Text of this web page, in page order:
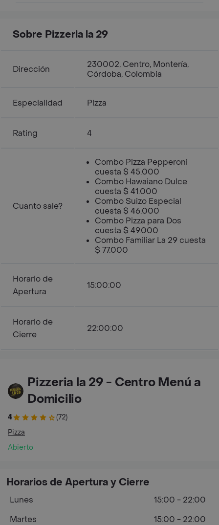
Sobre Pizzeria la 29
Dirección
230002, Centro, Montería,
Córdoba, Colombia
Especialidad Pizza
Rating 4
Cuanto sale?
Combo Pizza Pepperoni
cuesta $ 45.000
Combo Hawaiano Dulce
cuesta $ 41.000
Combo Suizo Especial
cuesta $ 46.000
Combo Pizza para Dos
cuesta $ 49.000
Combo Familiar La 29 cuesta
$ 77.000
Horario de
Apertura
15:00:00
Horario de
Cierre
22:00:00
Pizzeria la 29 - Centro Menú a
Domicilio
4
(72)
Pizza
Abierto
Horarios de Apertura y Cierre
Lunes
15:00 - 22:00
Martes
15:00 - 22:00